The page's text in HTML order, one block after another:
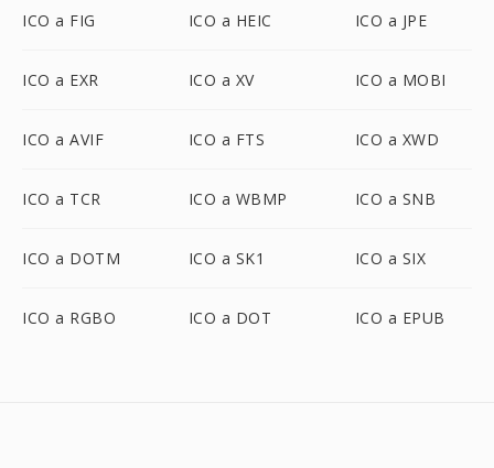
ICO a FIG ICO a HEIC ICO a JPE
ICO a EXR ICO a XV ICO a MOBI
ICO a AVIF ICO a FTS ICO a XWD
ICO a TCR ICO a WBMP ICO a SNB
ICO a DOTM ICO a SK1 ICO a SIX
ICO a RGBO ICO a DOT ICO a EPUB